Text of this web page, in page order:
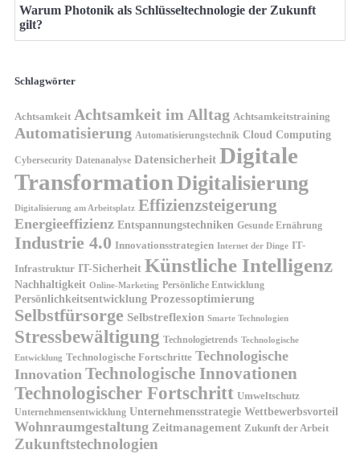
Warum Photonik als Schlüsseltechnologie der Zukunft
gilt?
Schlagwörter
Achtsamkeit Achtsamkeit im Alltag Achtsamkeitstraining
Automatisierung Automatisierungstechnik Cloud Computing
Cybersecurity Datenanalyse Datensicherheit Digitale
TransformationDigitalisierung
Digitalisierung am Arbeitsplatz Effizienzsteigerung
Energieeffizienz Entspannungstechniken Gesunde Ernährung
Industrie 4.0 Innovationsstrategien Internet der Dinge IT-
Infrastruktur IT-Sicherheit Künstliche Intelligenz
Nachhaltigkeit Online-Marketing Persönliche Entwicklung
Persönlichkeitsentwicklung Prozessoptimierung
Selbstfürsorge Selbstreflexion Smarte Technologien
Stressbewältigung Technologietrends Technologische
Entwicklung Technologische Fortschritte Technologische
Innovation Technologische Innovationen
Technologischer Fortschritt Umweltschutz
Unternehmensentwicklung Unternehmensstrategie Wettbewerbsvorteil
Wohnraumgestaltung Zeitmanagement Zukunft der Arbeit
Zukunftstechnologien